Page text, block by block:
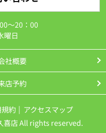
～20：00
曜日
社概要
店予約
約
アクセスマップ
喜店 All rights reserved.